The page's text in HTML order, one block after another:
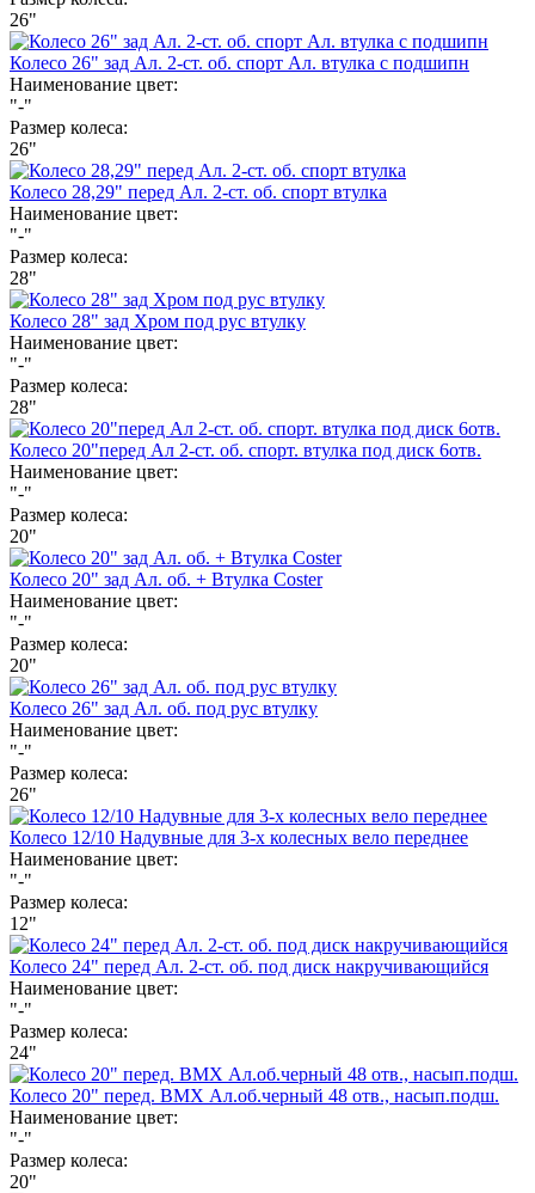
26"
Колесо 26" зад Ал. 2-ст. об. спорт Ал. втулка с подшипн
Наименование цвет:
"-"
Размер колеса:
26"
Колесо 28,29" перед Ал. 2-ст. об. спорт втулка
Наименование цвет:
"-"
Размер колеса:
28"
Колесо 28" зад Хром под рус втулку
Наименование цвет:
"-"
Размер колеса:
28"
Колесо 20"перед Ал 2-ст. об. спорт. втулка под диск 6отв.
Наименование цвет:
"-"
Размер колеса:
20"
Колесо 20" зад Ал. об. + Втулка Coster
Наименование цвет:
"-"
Размер колеса:
20"
Колесо 26" зад Ал. об. под рус втулку
Наименование цвет:
"-"
Размер колеса:
26"
Колесо 12/10 Надувные для 3-х колесных вело переднее
Наименование цвет:
"-"
Размер колеса:
12"
Колесо 24" перед Ал. 2-ст. об. под диск накручивающийся
Наименование цвет:
"-"
Размер колеса:
24"
Колесо 20" перед. BMX Ал.об.черный 48 отв., насып.подш.
Наименование цвет:
"-"
Размер колеса:
20"